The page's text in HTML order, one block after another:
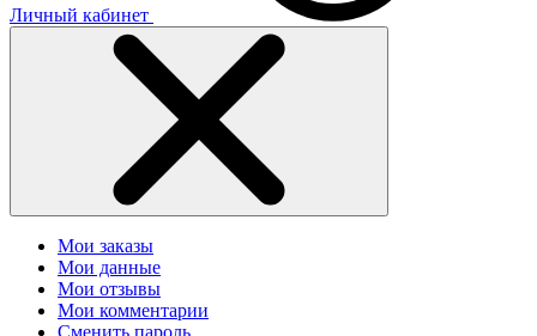
Личный кабинет
Мои заказы
Мои данные
Мои отзывы
Мои комментарии
Сменить пароль